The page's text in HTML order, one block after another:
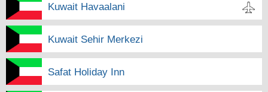
Kuwait Havaalani
Kuwait Sehir Merkezi
Safat Holiday Inn